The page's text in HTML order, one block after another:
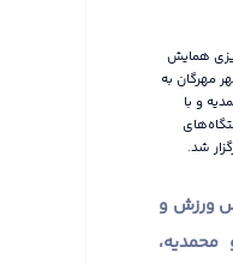
همایش
مهرگان به
و با
شد.
ورزش و